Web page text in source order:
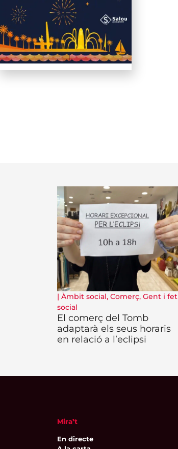
| Àmbit social, Comerç, Gent i fet
social
El comerç del Tomb
adaptarà els seus horaris
en relació a l’eclipsi
Mira’t
En directe